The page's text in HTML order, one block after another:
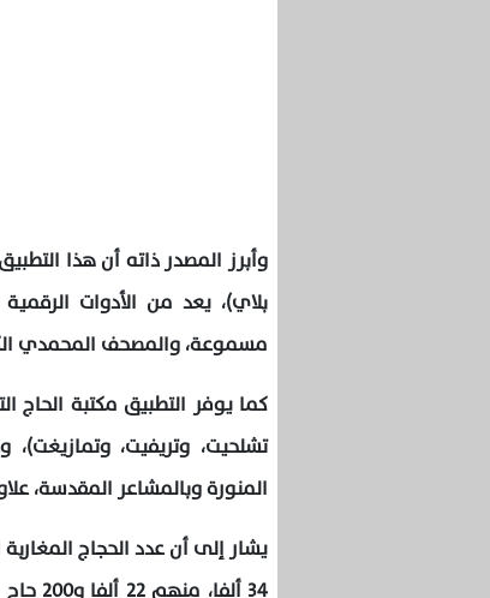
وأبرز المصدر ذاته أن هذا
بلاي)، يعد من الأدوات
مسموعة، والمصحف المحمدي
كما يوفر التطبيق مكتبة الحاج
تشلحيت، وتريفيت، وتمازيغت)،
المنورة وبالمشاعر المقدسة،